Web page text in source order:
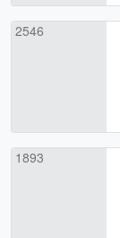
2546
1893